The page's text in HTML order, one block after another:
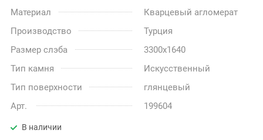
Материал
Кварцевый агломерат
Производство
Турция
Размер слэба
3300x1640
Тип камня
Искусственный
Тип поверхности
глянцевый
Арт.
199604
В наличии